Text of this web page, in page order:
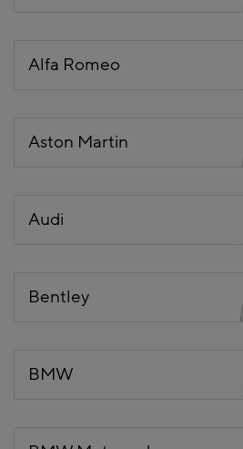
Alfa Romeo
Aston Martin
Audi
Bentley
BMW